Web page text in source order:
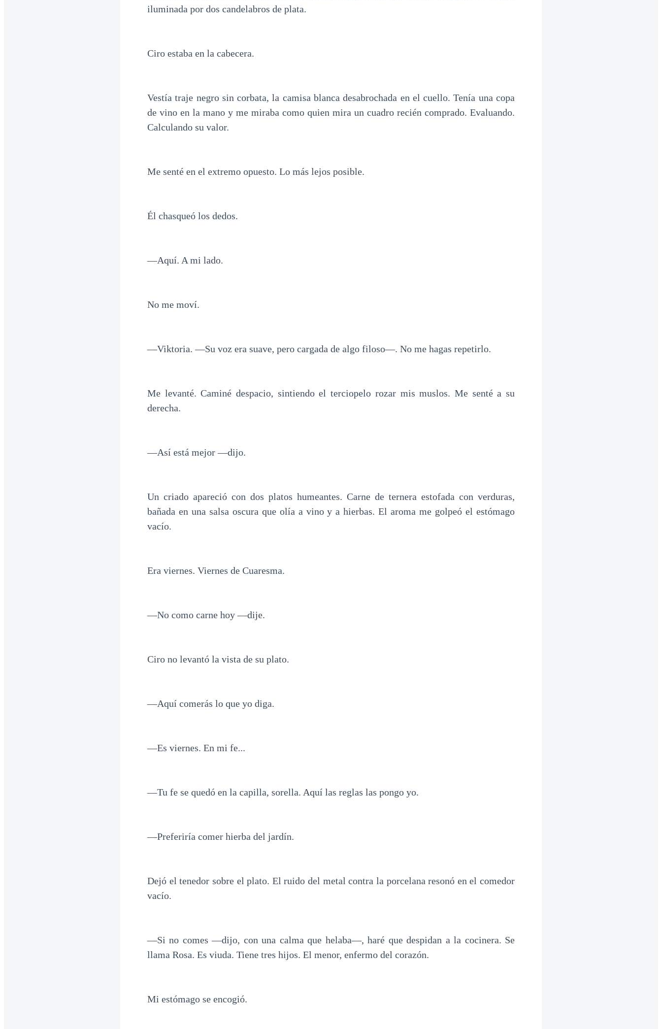
iluminada por dos candelabros de plata.
Ciro estaba en la cabecera.
Vestía traje negro sin corbata, la camisa blanca desabrochada en el cuello. Tenía una copa
de vino en la mano y me miraba como quien mira un cuadro recién comprado. Evaluando.
Calculando su valor.
Me senté en el extremo opuesto. Lo más lejos posible.
Él chasqueó los dedos.
—Aquí. A mi lado.
No me moví.
—Viktoria. —Su voz era suave, pero cargada de algo filoso—. No me hagas repetirlo.
Me levanté. Caminé despacio, sintiendo el terciopelo rozar mis muslos. Me senté a su
derecha.
—Así está mejor —dijo.
Un criado apareció con dos platos humeantes. Carne de ternera estofada con verduras,
bañada en una salsa oscura que olía a vino y a hierbas. El aroma me golpeó el estómago
vacío.
Era viernes. Viernes de Cuaresma.
—No como carne hoy —dije.
Ciro no levantó la vista de su plato.
—Aquí comerás lo que yo diga.
—Es viernes. En mi fe...
—Tu fe se quedó en la capilla, sorella. Aquí las reglas las pongo yo.
—Preferiría comer hierba del jardín.
Dejó el tenedor sobre el plato. El ruido del metal contra la porcelana resonó en el comedor
vacío.
—Si no comes —dijo, con una calma que helaba—, haré que despidan a la cocinera. Se
llama Rosa. Es viuda. Tiene tres hijos. El menor, enfermo del corazón.
Mi estómago se encogió.